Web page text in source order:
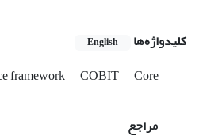
کلیدواژه‌ها English
framework COBIT
Core
مراجع